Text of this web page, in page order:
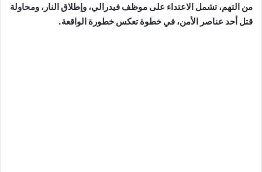
من التهم، تشمل الاعتداء على موظف فيدرالي، وإطلاق النار، ومحاولة
قتل أحد عناصر الأمن، في خطوة تعكس خطورة الواقعة.